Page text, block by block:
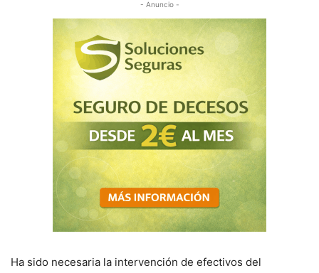
- Anuncio -
Ha sido necesaria la intervención de efectivos del